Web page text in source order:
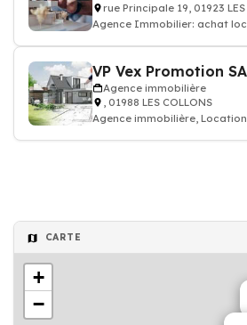
rue Principale 19, 01923 LES
Agence Immobilier: achat
VP Vex Promotion SA
Agence immobilière
, 01988 LES COLLONS
Agence immobilière, Location
CARTE
+
−